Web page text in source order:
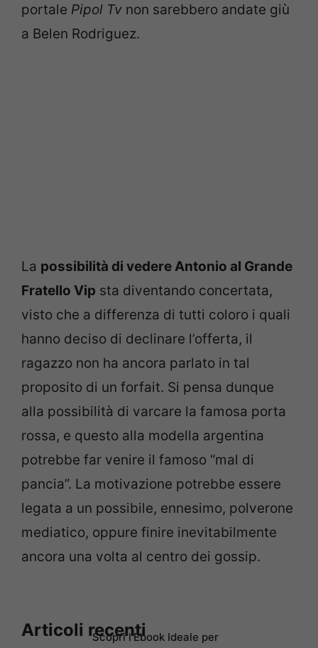
portale Pipol Tv non sarebbero andate giù
a Belen Rodriguez.
La possibilità di vedere Antonio al Grande
Fratello Vip sta diventando concertata,
visto che a differenza di tutti coloro i quali
hanno deciso di declinare l’offerta, il
ragazzo non ha ancora parlato in tal
proposito di un forfait. Si pensa dunque
alla possibilità di varcare la famosa porta
rossa, e questo alla modella argentina
potrebbe far venire il famoso “mal di
pancia”. La motivazione potrebbe essere
legata a un possibile, ennesimo, polverone
mediatico, oppure finire inevitabilmente
ancora una volta al centro dei gossip.
Articoli recentiScopri l’Ebook Ideale per